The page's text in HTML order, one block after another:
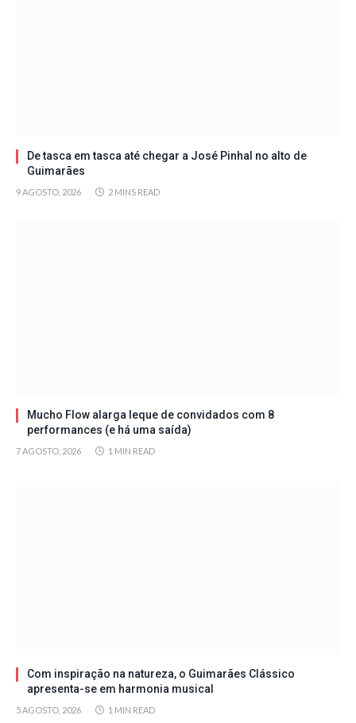
De tasca em tasca até chegar a José Pinhal no alto de
Guimarães
9 AGOSTO, 2026 2 MINS READ
Mucho Flow alarga leque de convidados com 8
performances (e há uma saída)
7 AGOSTO, 2026 1 MIN READ
Com inspiração na natureza, o Guimarães Clássico
apresenta-se em harmonia musical
5 AGOSTO, 2026 1 MIN READ